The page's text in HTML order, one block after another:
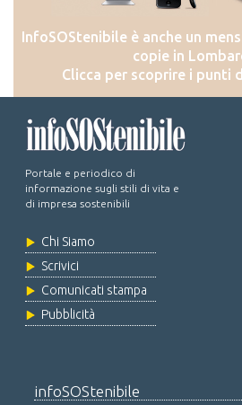
InfoSOStenibile è anche un
copie in
Clicca per scoprire i punti
Portale e periodico di
informazione sugli stili di vita e
di impresa sostenibili
Chi Siamo
Scrivici
Comunicati stampa
Pubblicità
infoSOStenibile